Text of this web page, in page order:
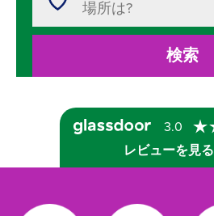
検索
3.0
レビューを見る